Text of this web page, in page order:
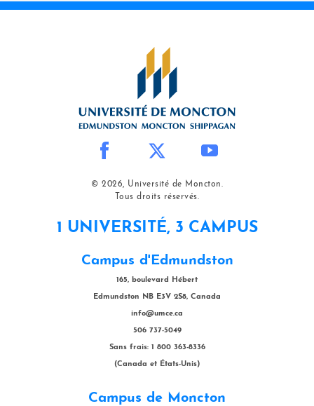
© 2026, Université de Moncton.
Tous droits réservés.
1 UNIVERSITÉ, 3 CAMPUS
Campus d'Edmundston
165, boulevard Hébert
Edmundston NB E3V 2S8, Canada
info@umce.ca
506 737-5049
Sans frais: 1 800 363-8336
(Canada et États-Unis)
Campus de Moncton